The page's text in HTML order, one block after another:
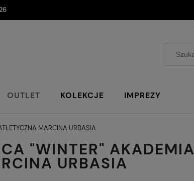
OUTLET KOLEKCJE IMPREZY
MARCINA URBASIA
"WINTER" AKADEMIA
URBASIA